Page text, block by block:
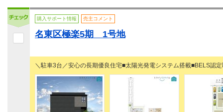
購入サポート情報 売主コメント
名東区極楽5期 1号地
＼駐車3台／安心の長期優良住宅■太陽光発電システム搭載■BELS認